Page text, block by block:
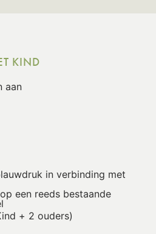
KIND
aan
in verbinding met
een reeds bestaande
+ 2 ouders)